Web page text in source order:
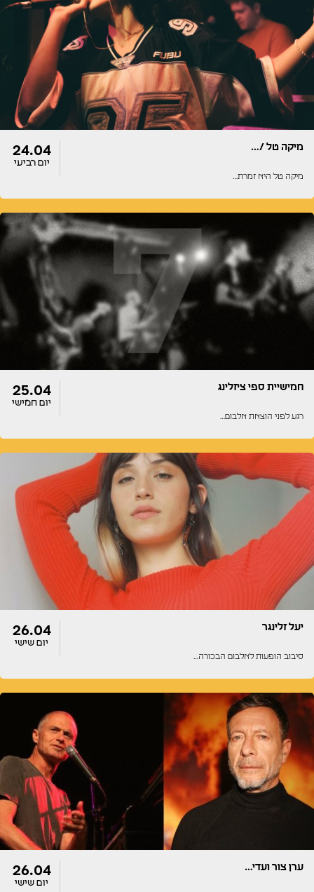
22:00
הופעה
22:00
מיקה טל /…
מיקה טל היא זמרת…
24.04
יום רביעי
דלתות
20:00
הופעה
20:00
חמישיית ספי ציזלינג
רגע לפני הוצאת אלבום…
25.04
יום חמישי
13:00
הופעה
13:00
יעל זלינגר
סיבוב הופעות לאלבום הבכורה…
26.04
יום שישי
דלתות
20:00
ערן צור ועדי… 26.04
יום שישי